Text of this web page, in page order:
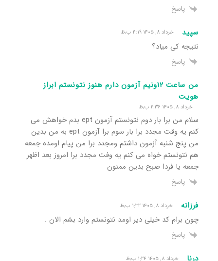
پاسخ
سپید خرداد ۸, ۱۴۰۵ ۴:۱۹ ب٫ظ
نتیجه کی میاد؟
پاسخ
من ساعت ۱۲ونیم آزمون دارم هنوز نتونستم ابراز
هویت
خرداد ۸, ۱۴۰۵ ۲:۳۶ ب٫ظ
سلام من برا بار دوم نتونستم آزمون ept بدم خواهش می
کنم یه وقت مجدد برا بار سوم برا آزمون ept به من بدین
من پنج شنبه آزمون داشتم ومجدد برا من پیام اومده جمعه
هم نتونستم خواه می کنم یه وفت مجدد برا امروز بعد اظهر
جمعه یا فردا صبح بدین ممنون
پاسخ
فرزانه خرداد ۸, ۱۴۰۵ ۱:۳۲ ب٫ظ
چون برام کد خیلی دیر اومد نتونستم وارد بشم الان .‌
پاسخ
خرداد ۸, ۱۴۰۵ ۱:۲۴ ب٫ظ